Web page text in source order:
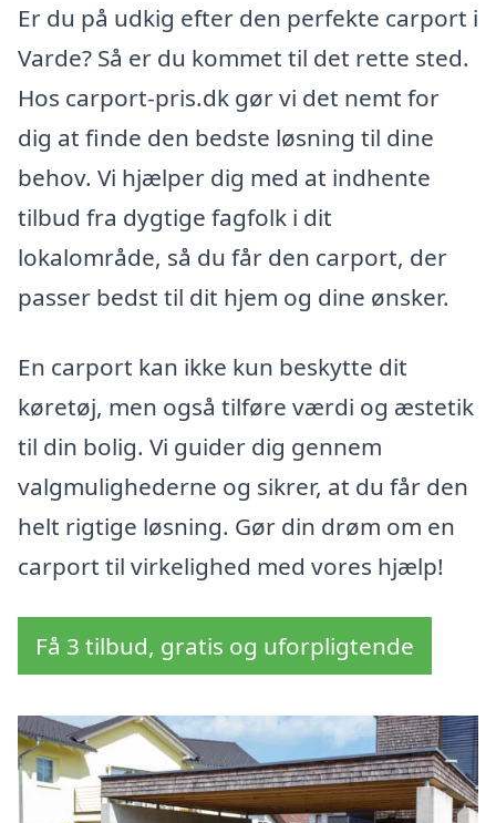
Er du på udkig efter den perfekte carport i
Varde? Så er du kommet til det rette sted.
Hos carport-pris.dk gør vi det nemt for
dig at finde den bedste løsning til dine
behov. Vi hjælper dig med at indhente
tilbud fra dygtige fagfolk i dit
lokalområde, så du får den carport, der
passer bedst til dit hjem og dine ønsker.
En carport kan ikke kun beskytte dit
køretøj, men også tilføre værdi og æstetik
til din bolig. Vi guider dig gennem
valgmulighederne og sikrer, at du får den
helt rigtige løsning. Gør din drøm om en
carport til virkelighed med vores hjælp!
Få 3 tilbud, gratis og uforpligtende